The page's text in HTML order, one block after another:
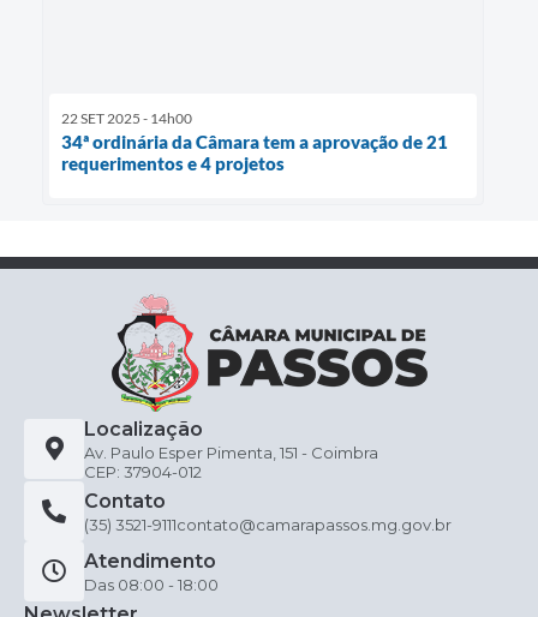
22 SET 2025 - 14h00
34ª ordinária da Câmara tem a aprovação de 21
requerimentos e 4 projetos
Localização
Av. Paulo Esper Pimenta, 151 - Coimbra
CEP: 37904-012
Contato
(35) 3521-9111contato@camarapassos.mg.gov.br
Atendimento
Das 08:00 - 18:00